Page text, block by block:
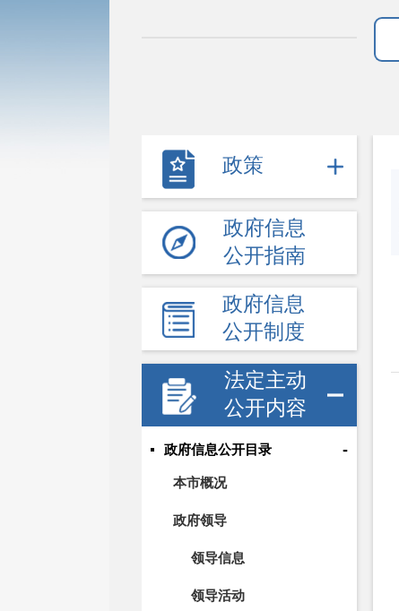
政策
政府信息
公开指南
政府信息
公开制度
法定主动
公开内容
政府信息公开目录 -
本市概况
政府领导
领导信息
领导活动